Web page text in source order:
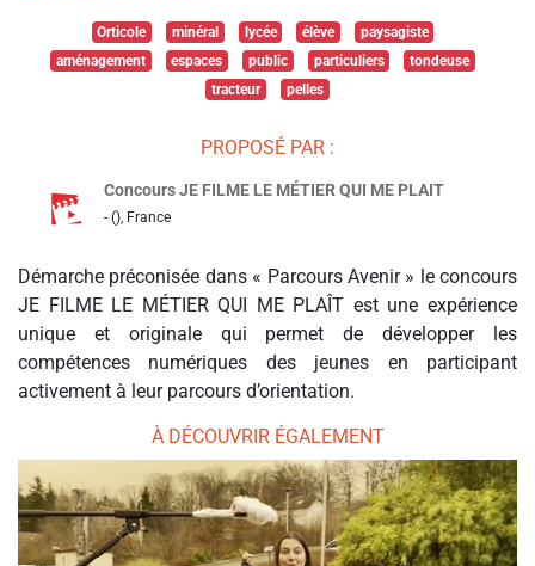
Orticole minéral lycée élève
paysagiste
aménagement
espaces public particuliers
tondeuse
tracteur
pelles
PROPOSÉ PAR :
Concours JE FILME LE MÉTIER QUI ME PLAIT
- (), France
Démarche préconisée dans « Parcours Avenir » le concours
JE FILME LE MÉTIER QUI ME PLAÎT est une expérience
unique et originale qui permet de développer les
compétences numériques des jeunes en participant
activement à leur parcours d’orientation.
À DÉCOUVRIR ÉGALEMENT